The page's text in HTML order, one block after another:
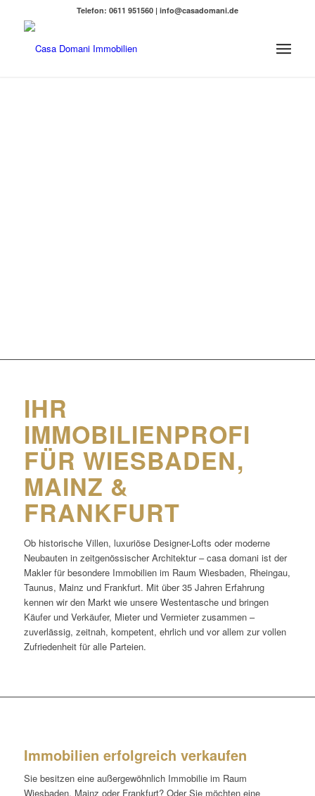
Telefon: 0611 951560 | info@casadomani.de
IHR
IMMOBILIENPROFI
FÜR WIESBADEN,
MAINZ &
FRANKFURT
Ob historische Villen, luxuriöse Designer-Lofts oder moderne
Neubauten in zeitgenössischer Architektur – casa domani ist der
Makler für besondere Immobilien im Raum Wiesbaden, Rheingau,
Taunus, Mainz und Frankfurt. Mit über 35 Jahren Erfahrung
kennen wir den Markt wie unsere Westentasche und bringen
Käufer und Verkäufer, Mieter und Vermieter zusammen –
zuverlässig, zeitnah, kompetent, ehrlich und vor allem zur vollen
Zufriedenheit für alle Parteien.
Immobilien erfolgreich verkaufen
Sie besitzen eine außergewöhnlich Immobilie im Raum
Wiesbaden, Mainz oder Frankfurt? Oder Sie möchten eine